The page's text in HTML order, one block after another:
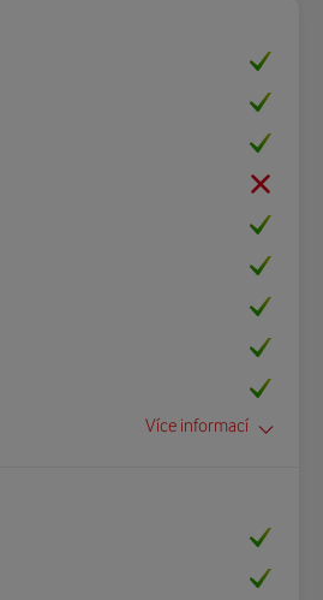
Ano
Ano
Ano
Ano
Ano
Ano
Ano
Ano
Více informací
Ano
Ano